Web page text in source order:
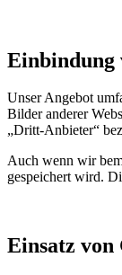
Einbindung
Unser Angebot
Bilder anderer
„Dritt-Anbieter“
Auch wenn wir
gespeichert wird.
Einsatz von